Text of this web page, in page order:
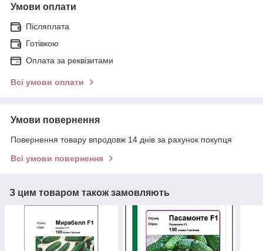
Умови оплати
Післяплата
Готівкою
Оплата за реквізитами
Всі умови оплати
Умови повернення
Повернення товару впродовж 14 днів за рахунок покупця
Всі умови повернення
З цим товаром також замовляють